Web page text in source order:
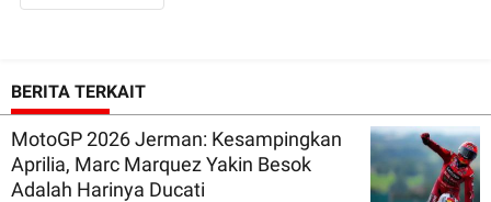
BERITA TERKAIT
MotoGP 2026 Jerman: Kesampingkan
Aprilia, Marc Marquez Yakin Besok
Adalah Harinya Ducati